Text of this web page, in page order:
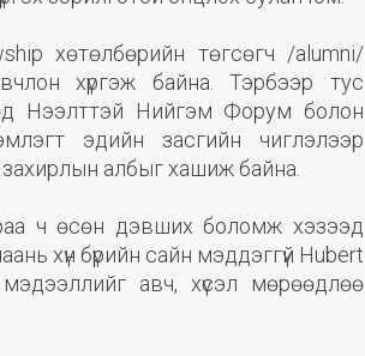
хөтөлбөрийн төгсөгч /alumni/
хүргэж байна. Тэрбээр тус
Нээлттэй Нийгэм Форум болон
эдийн засгийн чиглэлээр
албыг хашиж байна.
ч өсөн дэвших боломж хэзээд
хүн бүрийн сайн мэддэггүй Hubert
авч, хүсэл мөрөөдлөө